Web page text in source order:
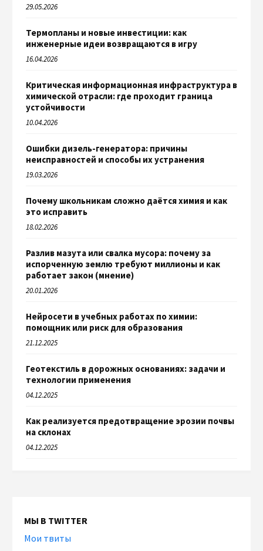
29.05.2026
Термопланы и новые инвестиции: как
инженерные идеи возвращаются в игру
16.04.2026
Критическая информационная инфраструктура в
химической отрасли: где проходит граница
устойчивости
10.04.2026
Ошибки дизель-генератора: причины
неисправностей и способы их устранения
19.03.2026
Почему школьникам сложно даётся химия и как
это исправить
18.02.2026
Разлив мазута или свалка мусора: почему за
испорченную землю требуют миллионы и как
работает закон (мнение)
20.01.2026
Нейросети в учебных работах по химии:
помощник или риск для образования
21.12.2025
Геотекстиль в дорожных основаниях: задачи и
технологии применения
04.12.2025
Как реализуется предотвращение эрозии почвы
на склонах
04.12.2025
МЫ В TWITTER
Мои твиты